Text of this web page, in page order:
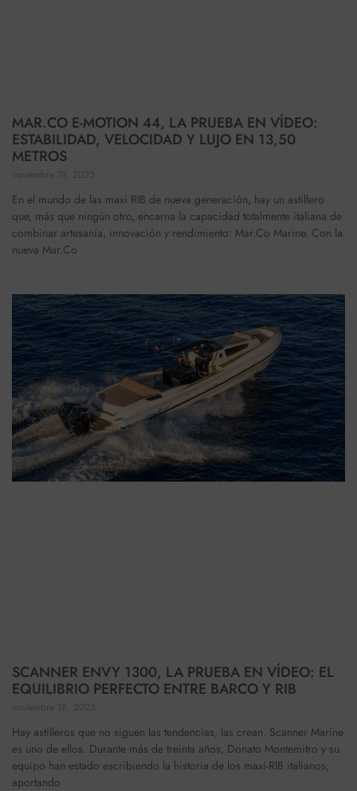
MAR.CO E-MOTION 44, LA PRUEBA EN VÍDEO:
ESTABILIDAD, VELOCIDAD Y LUJO EN 13,50
METROS
noviembre 19, 2025
En el mundo de las maxi RIB de nueva generación, hay un astillero
que, más que ningún otro, encarna la capacidad totalmente italiana de
combinar artesanía, innovación y rendimiento: Mar.Co Marine. Con la
nueva Mar.Co
SCANNER ENVY 1300, LA PRUEBA EN VÍDEO: EL
EQUILIBRIO PERFECTO ENTRE BARCO Y RIB
noviembre 18, 2025
Hay astilleros que no siguen las tendencias, las crean. Scanner Marine
es uno de ellos. Durante más de treinta años, Donato Montemitro y su
equipo han estado escribiendo la historia de los maxi-RIB italianos,
aportando